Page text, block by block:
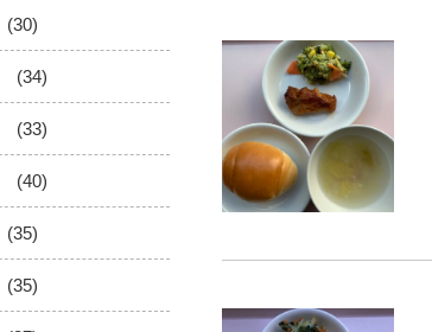
(30)
(34)
(33)
(40)
(35)
(35)